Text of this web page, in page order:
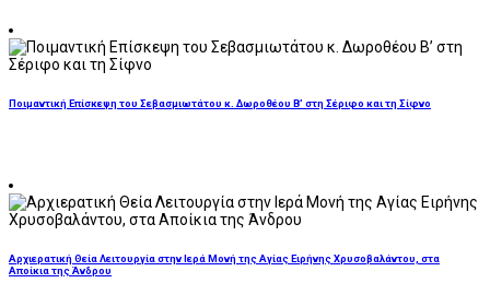
Ποιμαντική Επίσκεψη του Σεβασμιωτάτου κ. Δωροθέου Β’ στη Σέριφο και τη Σίφνο
Αρχιερατική Θεία Λειτουργία στην Ιερά Μονή της Αγίας Ειρήνης Χρυσοβαλάντου, στα
Αποίκια της Άνδρου